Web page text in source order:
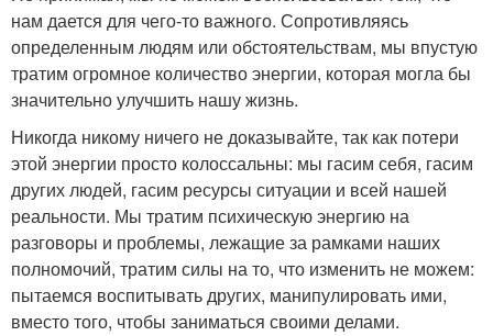
нам дается для чего-то важного. Сопротивляясь
определенным людям или обстоятельствам, мы впустую
тратим огромное количество энергии, которая могла бы
значительно улучшить нашу жизнь.
Никогда никому ничего не доказывайте, так как потери
этой энергии просто колоссальны: мы гасим себя, гасим
других людей, гасим ресурсы ситуации и всей нашей
реальности. Мы тратим психическую энергию на
разговоры и проблемы, лежащие за рамками наших
полномочий, тратим силы на то, что изменить не можем:
пытаемся воспитывать других, манипулировать ими,
вместо того, чтобы заниматься своими делами.